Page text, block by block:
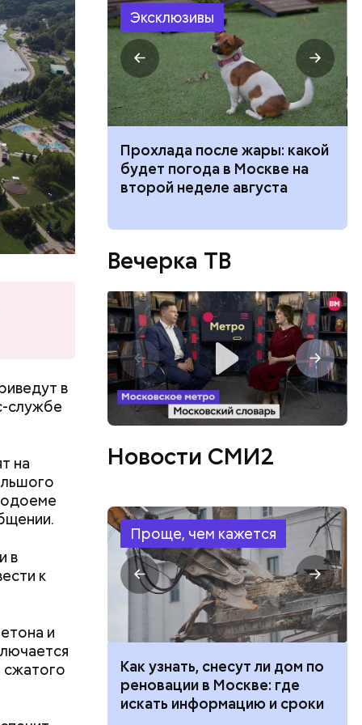
в
службе
на
в
к
и
сжатого
от
по
бис».
Эксклюзивы
для
Прохлада после жары: какой
будет погода в Москве на
второй неделе августа
Вечерка ТВ
Новости СМИ2
Проще, чем кажется
тысяч
Как узнать, снесут ли дом по
реновации в Москве: где
искать информацию и сроки